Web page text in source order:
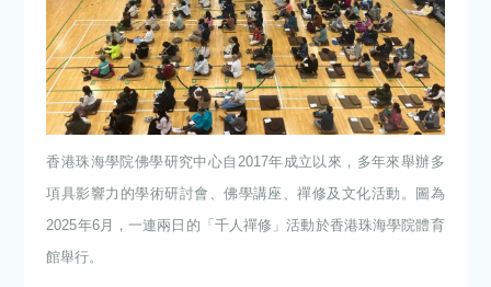
香港珠海學院佛學研究中心自2017年成立以來，多年來舉辦多
項具影響力的學術研討會、佛學講座、禪修及文化活動。圖為
2025年6月，一連兩日的「千人禪修」活動於香港珠海學院體育
館舉行。